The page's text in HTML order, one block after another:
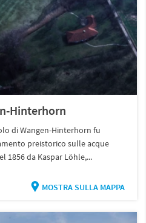
Hinterhorn
di Wangen-Hinterhorn fu
preistorico sulle acque
1856 da Kaspar Löhle,...
MOSTRA SULLA MAPPA